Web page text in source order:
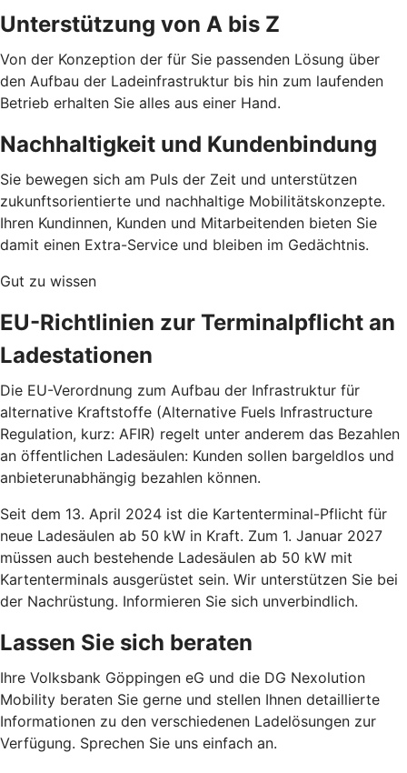
Unterstützung von A bis Z
Von der Konzeption der für Sie passenden Lösung über
den Aufbau der Ladeinfrastruktur bis hin zum laufenden
Betrieb erhalten Sie alles aus einer Hand.
Nachhaltigkeit und Kundenbindung
Sie bewegen sich am Puls der Zeit und unterstützen
zukunftsorientierte und nachhaltige Mobilitätskonzepte.
Ihren Kundinnen, Kunden und Mitarbeitenden bieten Sie
damit einen Extra-Service und bleiben im Gedächtnis.
Gut zu wissen
EU-Richtlinien zur Terminalpflicht an
Ladestationen
Die EU-Verordnung zum Aufbau der Infrastruktur für
alternative Kraftstoffe (Alternative Fuels Infrastructure
Regulation, kurz: AFIR) regelt unter anderem das Bezahlen
an öffentlichen Ladesäulen: Kunden sollen bargeldlos und
anbieterunabhängig bezahlen können.
Seit dem 13. April 2024 ist die Kartenterminal-Pflicht für
neue Ladesäulen ab 50 kW in Kraft. Zum 1. Januar 2027
müssen auch bestehende Ladesäulen ab 50 kW mit
Kartenterminals ausgerüstet sein. Wir unterstützen Sie bei
der Nachrüstung. Informieren Sie sich unverbindlich.
Lassen Sie sich beraten
Ihre Volksbank Göppingen eG und die DG Nexolution
Mobility beraten Sie gerne und stellen Ihnen detaillierte
Informationen zu den verschiedenen Ladelösungen zur
Verfügung. Sprechen Sie uns einfach an.